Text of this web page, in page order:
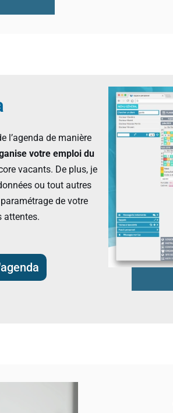
l’agenda de manière
votre emploi du
vacants. De plus, je
ou tout autres
de votre
attentes.